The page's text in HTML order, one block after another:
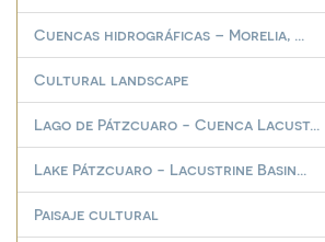
Cuencas hidrográficas – Morelia, ...
Cultural landscape
Lago de Pátzcuaro - Cuenca Lacust...
Lake Pátzcuaro - Lacustrine Basin...
Paisaje cultural